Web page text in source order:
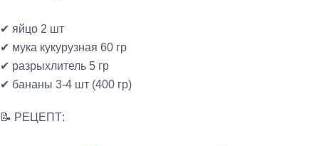
✔ яйцо 2 шт
✔ мука кукурузная 60 гр
✔ разрыхлитель 5 гр
✔ бананы 3-4 шт (400 гр)
📝 РЕЦЕПТ: